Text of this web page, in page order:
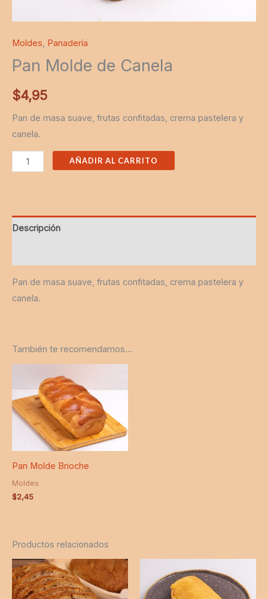
Moldes, Panadería
Pan Molde de Canela
$4,95
Pan de masa suave, frutas confitadas, crema pastelera y
canela.
AÑADIR AL CARRITO
Descripción
Pan de masa suave, frutas confitadas, crema pastelera y
canela.
También te recomendamos…
Pan Molde Brioche
Moldes
$2,45
Productos relacionados